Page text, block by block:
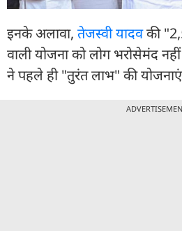
इनके अलावा, तेजस्वी यादवकी
वाली योजना को लोग भरोसेमंद
ने पहले ही "तुरंत लाभ" की